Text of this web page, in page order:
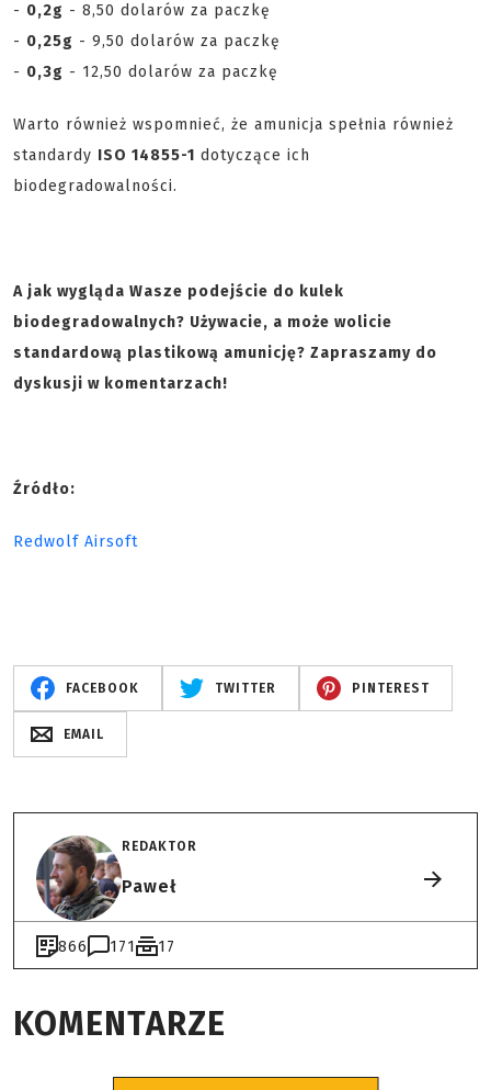
- 0,2g - 8,50 dolarów za paczkę
- 0,25g - 9,50 dolarów za paczkę
- 0,3g - 12,50 dolarów za paczkę
Warto również wspomnieć, że amunicja spełnia również
standardy ISO 14855-1 dotyczące ich
biodegradowalności.
A jak wygląda Wasze podejście do kulek
biodegradowalnych? Używacie, a może wolicie
standardową plastikową amunicję? Zapraszamy do
dyskusji w komentarzach!
Źródło:
Redwolf Airsoft
FACEBOOK TWITTER PINTEREST
EMAIL
REDAKTOR
Paweł
866 171 17
KOMENTARZE